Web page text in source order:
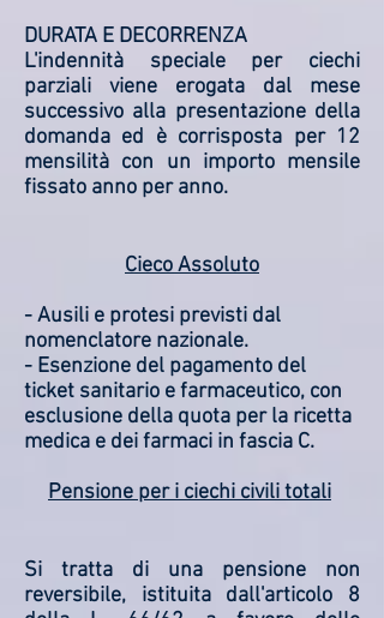
DURATA E DECORRENZA
L'indennità speciale per ciechi
parziali viene erogata dal mese
successivo alla presentazione della
domanda ed è corrisposta per 12
mensilità con un importo mensile
fissato anno per anno.
Cieco Assoluto
- Ausili e protesi previsti dal
nomenclatore nazionale.
- Esenzione del pagamento del
ticket sanitario e farmaceutico, con
esclusione della quota per la ricetta
medica e dei farmaci in fascia C.
Pensione per i ciechi civili totali
Si tratta di una pensione non
reversibile, istituita dall'articolo 8